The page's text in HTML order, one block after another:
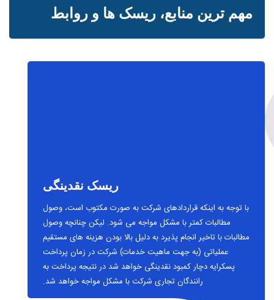
با توجه به اینکه قراردادهای شرکت به صورت مکتوب است، وصول
مطالبات کمتر با مشکل مواجه می شود. لیکن چنانچه وصول
مطالبات با تاخیر انجام پذیرد به دلیل بالا بودن هزینه های مستقیم
عملیاتی (به جهت ماهیت خدمات) شرکت در زمان پرداخت
پسکرایه دچار کمبود نقدینگی خواهد شد در نتیجه پرداخت به
رانندگان تجاری شرکت با مشکل مواجه خواهد شد.